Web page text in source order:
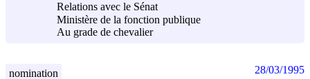
Relations avec le Sénat
Ministère de la fonction publique
Au grade de chevalier
nomination 28/03/1995